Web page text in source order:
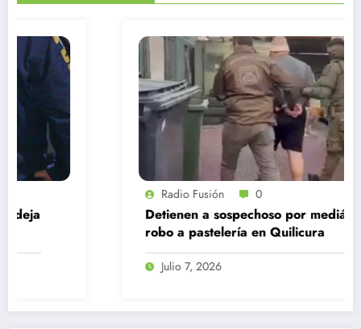
0
Detienen a sospechoso por mediático
robo a pastelería en Quilicura